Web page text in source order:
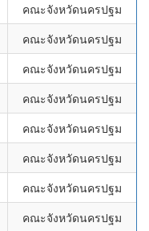
คณะจังหวัดนครปฐม
คณะจังหวัดนครปฐม
คณะจังหวัดนครปฐม
คณะจังหวัดนครปฐม
คณะจังหวัดนครปฐม
คณะจังหวัดนครปฐม
คณะจังหวัดนครปฐม
คณะจังหวัดนครปฐม